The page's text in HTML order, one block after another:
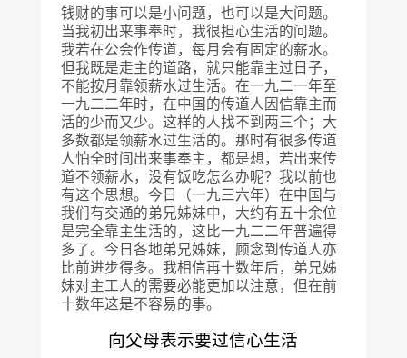
钱财的事可以是小问题，也可以是大问题。
当我初出来事奉时，我很担心生活的问题。
我若在公会作传道，每月会有固定的薪水。
但我既是走主的道路，就只能靠主过日子，
不能按月靠领薪水过生活。在一九二一年至
一九二二年时，在中国的传道人因信靠主而
活的少而又少。这样的人找不到两三个；大
多数都是领薪水过生活的。那时有很多传道
人怕全时间出来事奉主，都是想，若出来传
道不领薪水，没有饭吃怎么办呢？我以前也
有这个思想。今日（一九三六年）在中国与
我们有交通的弟兄姊妹中，大约有五十余位
是完全靠主生活的，这比一九二二年普遍得
多了。今日各地弟兄姊妹，顾念到传道人亦
比前进步得多。我相信再十数年后，弟兄姊
妹对主工人的需要必能更加以注意，但在前
十数年这是不容易的事。
向父母表示要过信心生活